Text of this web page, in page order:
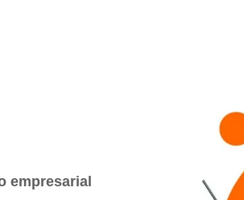
empresarial